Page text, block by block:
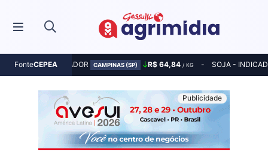
FonteCEPEA
MILHO - INDICADOR CAMPINAS (SP) R$ 64,84 / KG SOJA -